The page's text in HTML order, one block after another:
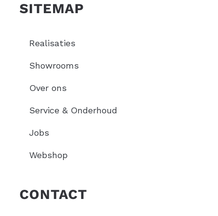
SITEMAP
Realisaties
Showrooms
Over ons
Service & Onderhoud
Jobs
Webshop
CONTACT